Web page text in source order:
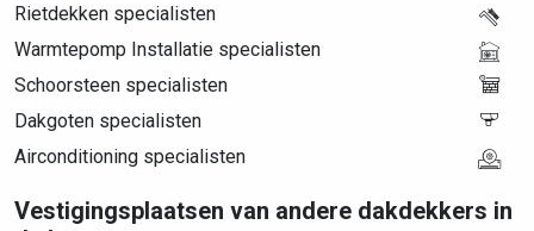
Rietdekken specialisten
Warmtepomp Installatie specialisten
Schoorsteen specialisten
Dakgoten specialisten
Airconditioning specialisten
Vestigingsplaatsen van andere dakdekkers in